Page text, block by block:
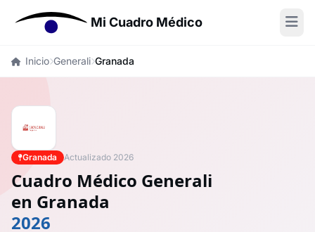
Mi Cuadro Médico
Inicio Generali Granada
Granada Actualizado 2026
Cuadro Médico Generali
en Granada
2026